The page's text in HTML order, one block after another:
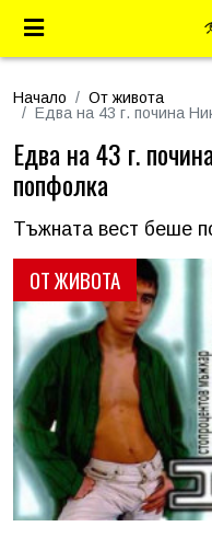
Начало
От живота
Едва на 43 г. почина
ОТ ЖИВОТА
Едва на 43 г.
попфолка
Тъжната вест беше